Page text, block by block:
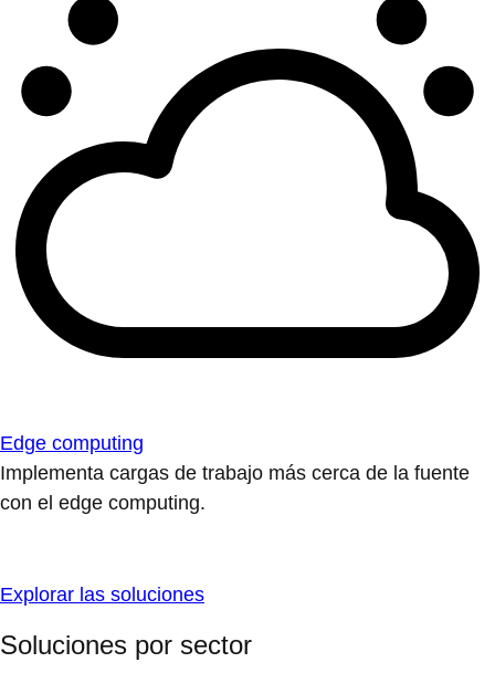
Edge computing
Implementa cargas de trabajo más cerca de la fuente
con el edge computing.
Explorar las soluciones
Soluciones por sector